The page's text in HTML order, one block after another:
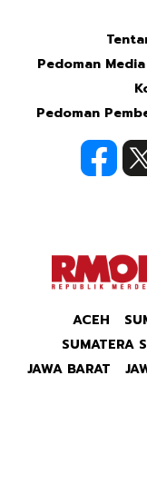
Pedoman
Pedoman
ACEH
SUMATERA
JAWA BARAT